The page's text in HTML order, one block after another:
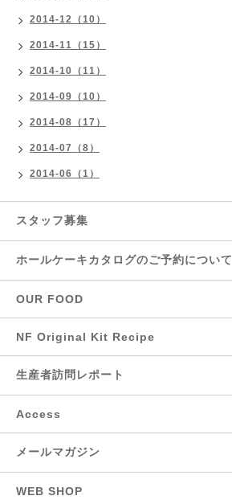
2014-12（10）
2014-11（15）
2014-10（11）
2014-09（10）
2014-08（17）
2014-07（8）
2014-06（1）
スタッフ募集
ホールケーキカタログのご予約について
OUR FOOD
NF Original Kit Recipe
生産者訪問レポート
Access
メールマガジン
WEB SHOP